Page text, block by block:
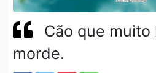
Cão que muito
morde.